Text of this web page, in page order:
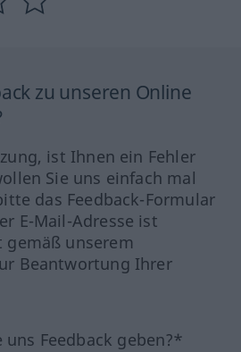
zu unseren Online
ist Ihnen ein Fehler
Sie uns einfach mal
das Feedback-Formular
E-Mail-Adresse ist
unserem
Beantwortung Ihrer
Feedback geben?*